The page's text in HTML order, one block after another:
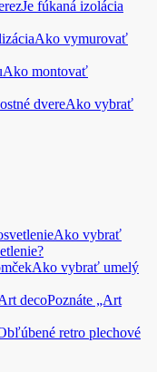
Je fúkaná izolácia
Ako vymurovať
Ako montovať
Ako vybrať
Ako vybrať
Ako vybrať umelý
Poznáte „Art
retro plechové